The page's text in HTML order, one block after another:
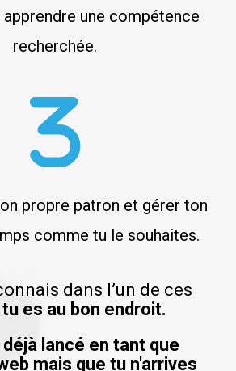
une compétence
recherchée.
propre patron et gérer ton
comme tu le souhaites.
dans l’un de ces
tu es au bon endroit.
lancé en tant que
mais que tu n'arrives